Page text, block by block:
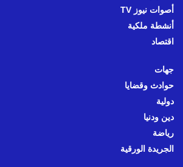
أصوات نيوز TV
أنشطة ملكية
اقتصاد
جهات
حوادث وقضايا
دولية
دين ودنيا
رياضة
الجريدة الورقية